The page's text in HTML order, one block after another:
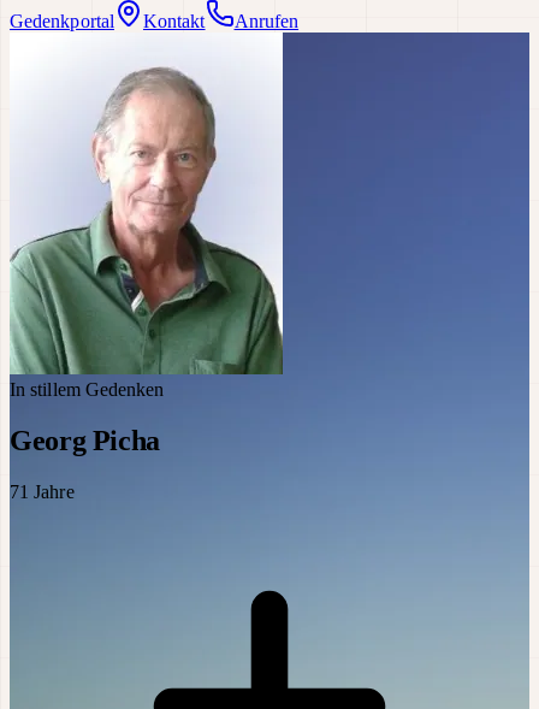
Gedenkportal Kontakt Anrufen
In stillem Gedenken
Georg Picha
71 Jahre